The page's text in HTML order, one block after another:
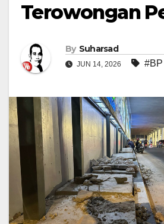
Terowongan
By Suharsad
JUN 14, 2026